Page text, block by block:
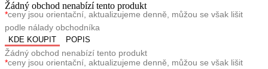
Žádný obchod nenabízí tento produkt
*ceny jsou orientační, aktualizujeme denně, můžou se však lišit
podle nálady obchodníka
KDE KOUPIT POPIS
Žádný obchod nenabízí tento produkt
*ceny jsou orientační, aktualizujeme denně, můžou se však lišit